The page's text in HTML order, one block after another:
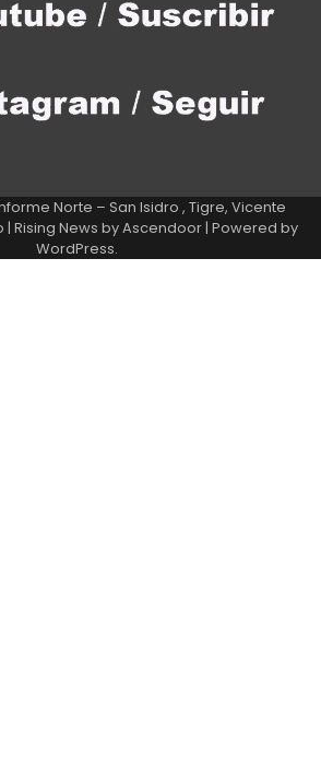
Norte – San Isidro , Tigre, Vicente
| Rising News byAscendoor| Powered by
WordPress.